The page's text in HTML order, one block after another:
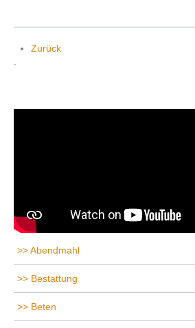
Zurück
Abendmahl
Bestattung
Beten